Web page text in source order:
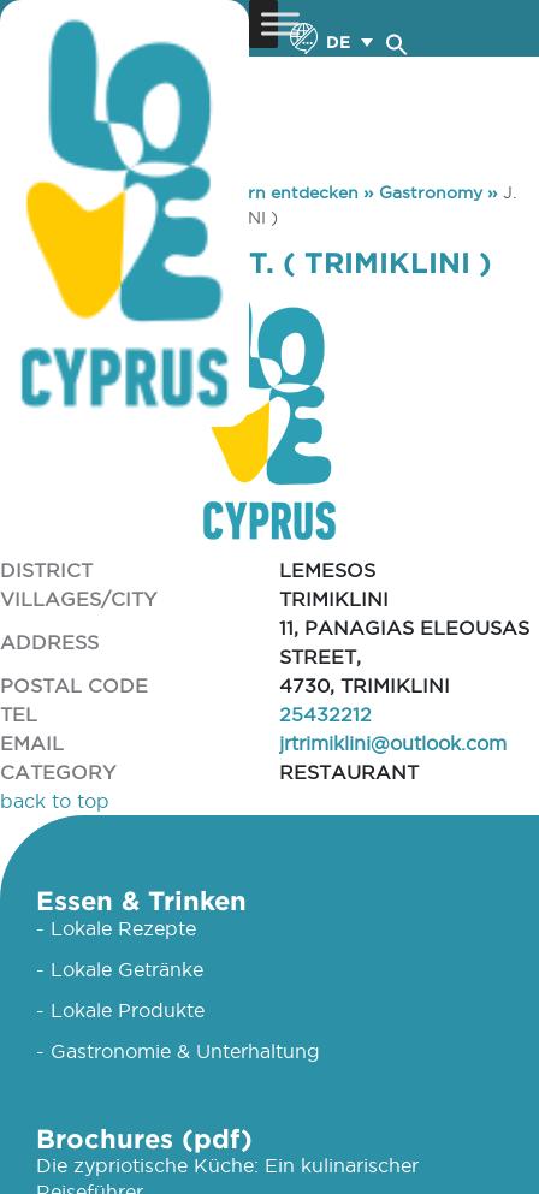
DE
You are here: Home »Zypern entdecken » Gastronomy» J.
R. JOHN’S REST. ( TRIMIKLINI )
J. R. JOHN’S REST. ( TRIMIKLINI )
DISTRICT
LEMESOS
VILLAGES/CITY
TRIMIKLINI
ADDRESS
11, PANAGIAS ELEOUSAS
STREET,
POSTAL CODE
4730, TRIMIKLINI
TEL
25432212
EMAIL
jrtrimiklini@outlook.com
CATEGORY
RESTAURANT
back to top
Essen & Trinken
- Lokale Rezepte
- Lokale Getränke
- Lokale Produkte
- Gastronomie & Unterhaltung
Brochures (pdf)
Die zypriotische Küche: Ein kulinarischer